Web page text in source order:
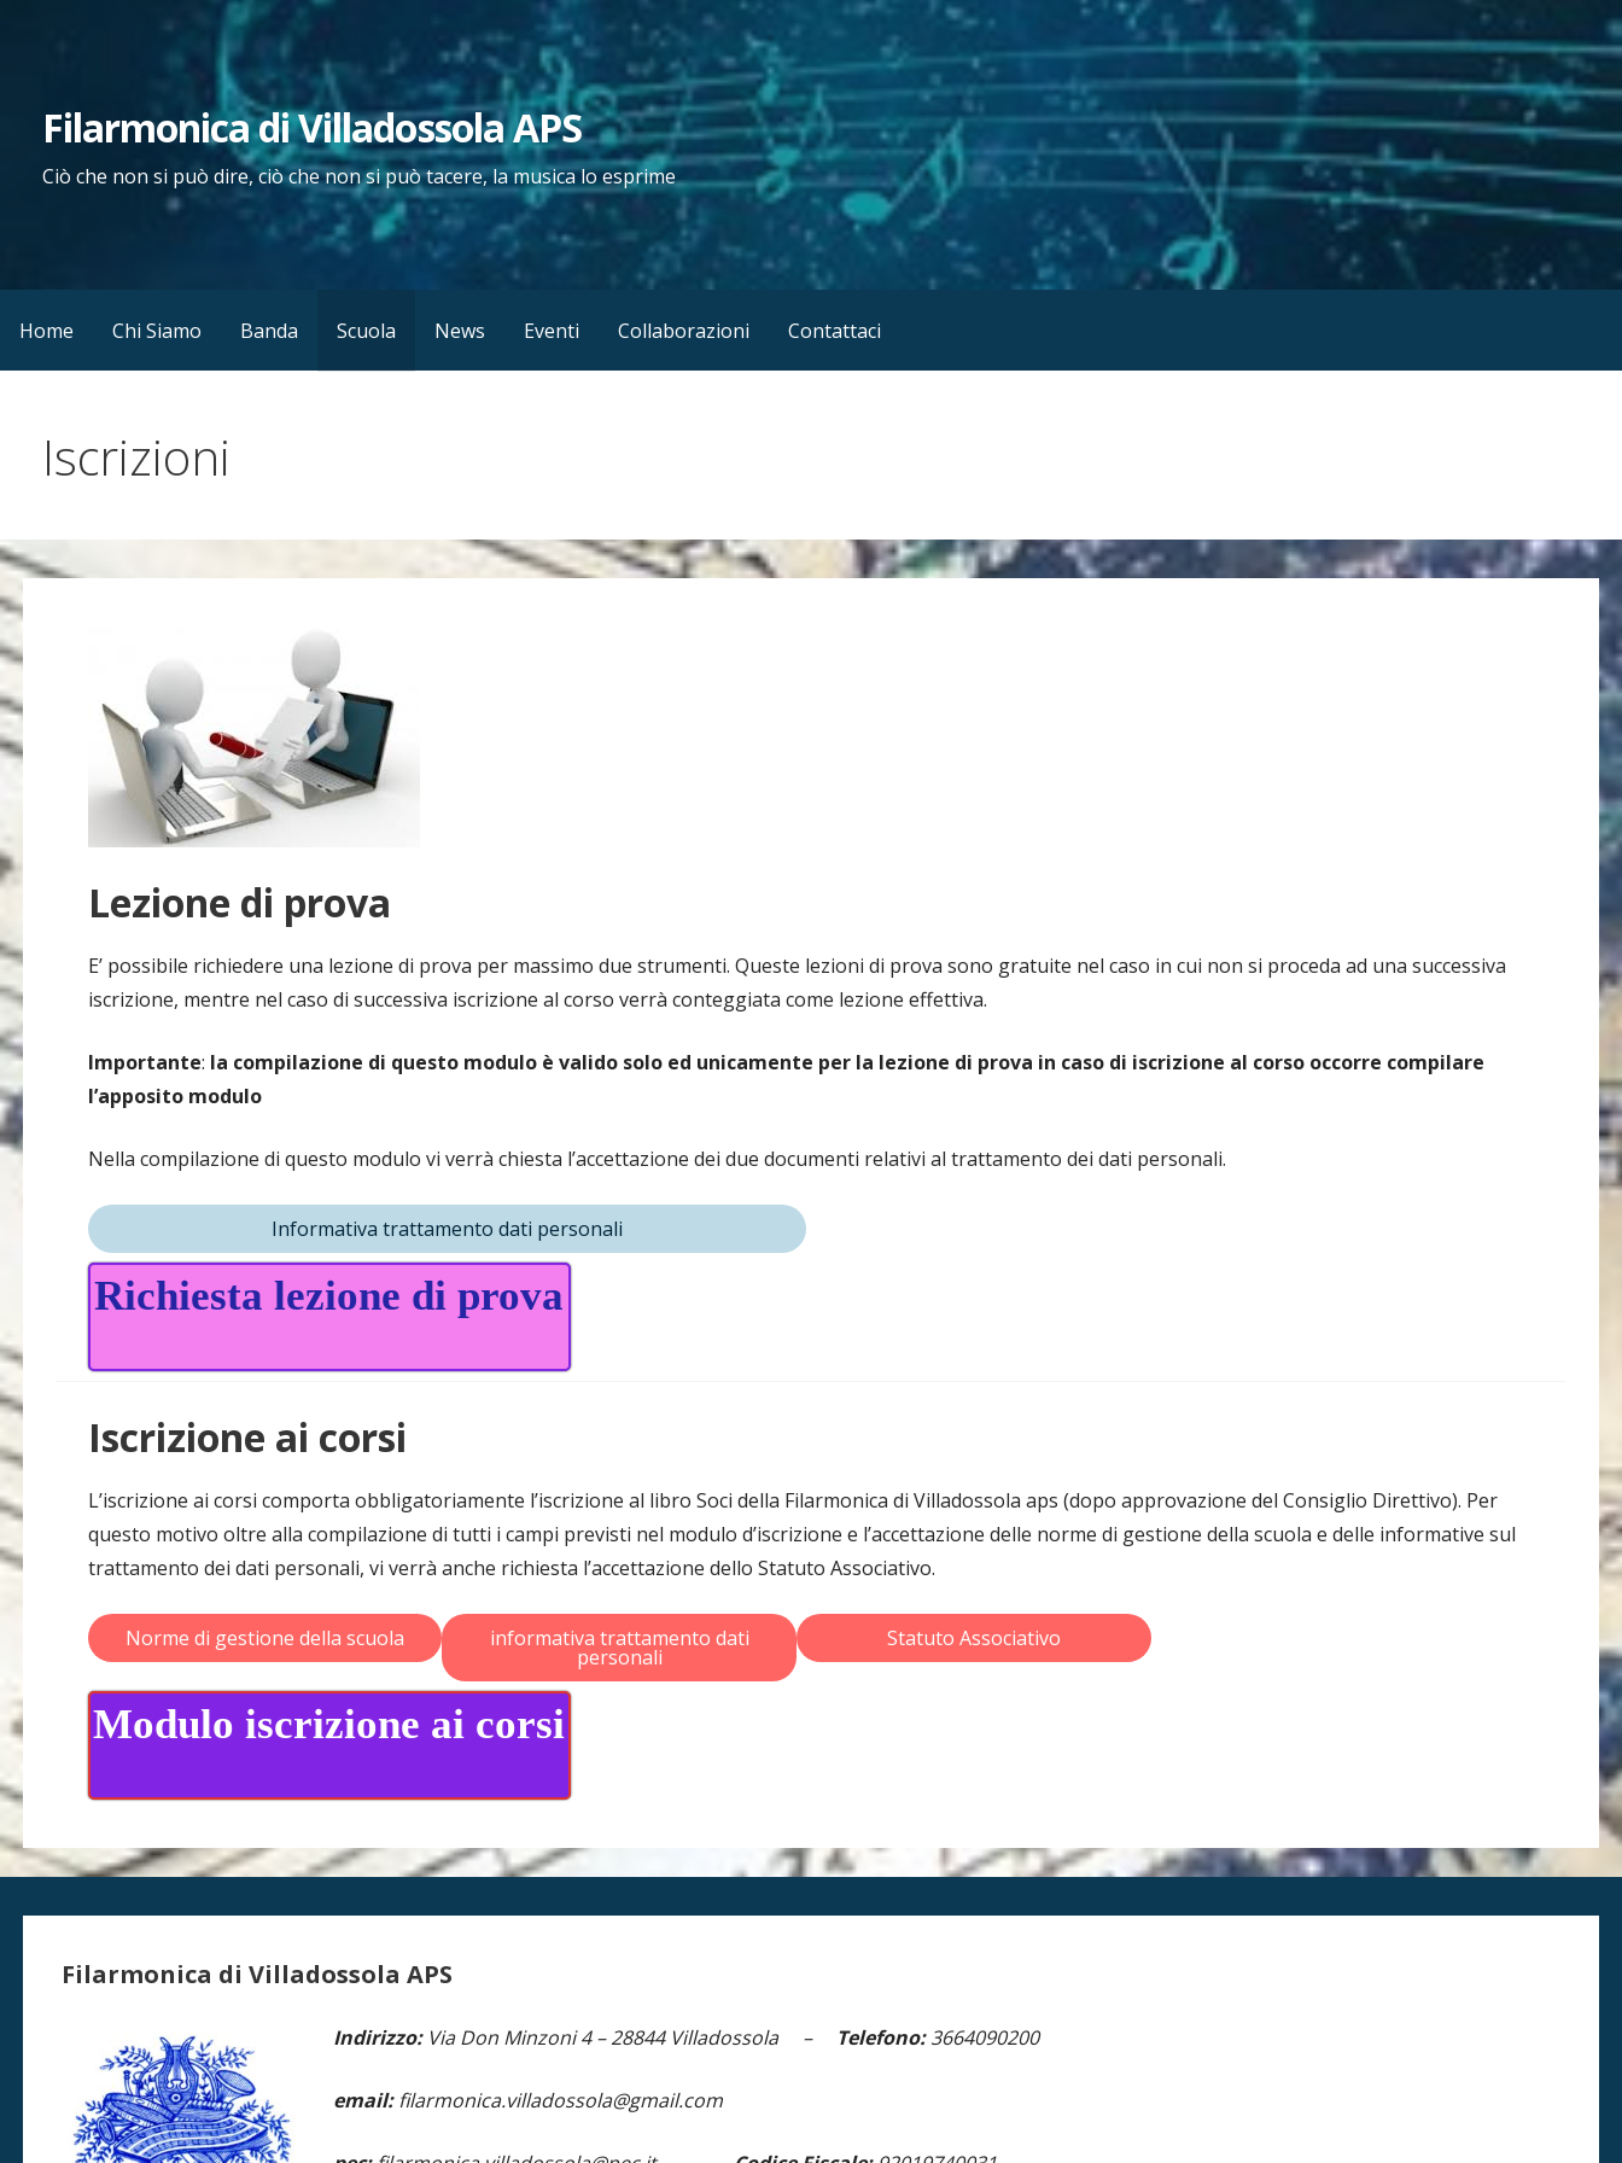
Filarmonica di Villadossola APS
Ciò che non si può dire, ciò che non si può tacere, la musica lo esprime
Home Chi Siamo Banda Scuola News Eventi Collaborazioni Contattaci
Iscrizioni
Lezione di prova
E’ possibile richiedere una lezione di prova per massimo due strumenti. Queste lezioni di prova sono gratuite nel caso in cui non si proceda ad una successiva
iscrizione, mentre nel caso di successiva iscrizione al corso verrà conteggiata come lezione effettiva.
Importante: la compilazione di questo modulo è valido solo ed unicamente per la lezione di prova in caso di iscrizione al corso occorre compilare
l’apposito modulo
Nella compilazione di questo modulo vi verrà chiesta l’accettazione dei due documenti relativi al trattamento dei dati personali.
Informativa trattamento dati personali
Richiesta lezione di prova
Iscrizione ai corsi
L’iscrizione ai corsi comporta obbligatoriamente l’iscrizione al libro Soci della Filarmonica di Villadossola aps (dopo approvazione del Consiglio Direttivo). Per
questo motivo oltre alla compilazione di tutti i campi previsti nel modulo d’iscrizione e l’accettazione delle norme di gestione della scuola e delle informative sul
trattamento dei dati personali, vi verrà anche richiesta l’accettazione dello Statuto Associativo.
Norme di gestione della scuola informativa trattamento dati
personali
Statuto Associativo
Modulo iscrizione ai corsi
Filarmonica di Villadossola APS
Indirizzo: Via Don Minzoni 4 –28844 Villadossola – Telefono:3664090200
email:filarmonica.villadossola@gmail.com